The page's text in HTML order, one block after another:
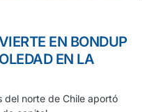
EN BONDUP
EN LA
del norte de Chile aportó